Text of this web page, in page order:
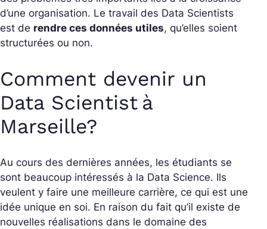
d’une organisation. Le travail des Data Scientists
est de rendre ces données utiles, qu’elles soient
structurées ou non.
Comment devenir un
Data Scientist à
Marseille?
Au cours des dernières années, les étudiants se
sont beaucoup intéressés à la Data Science. Ils
veulent y faire une meilleure carrière, ce qui est une
idée unique en soi. En raison du fait qu’il existe de
nouvelles réalisations dans le domaine des